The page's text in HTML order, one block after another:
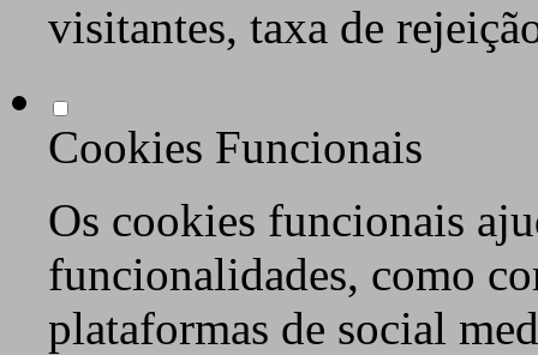
visitantes, taxa de
Cookies Funcionais
Os cookies funcionais
funcionalidades, como
plataformas de social